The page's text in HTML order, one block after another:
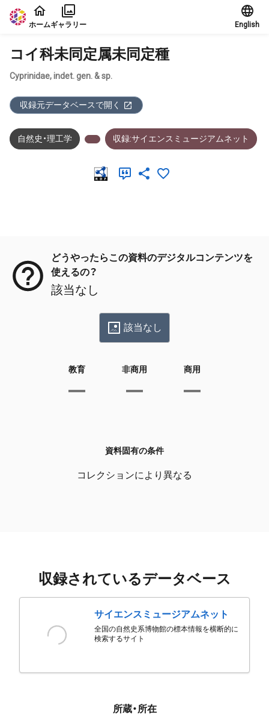
本文に飛ぶ
ホームギャラリー English
コイ科未同定属未同定種
Cyprinidae, indet. gen. & sp.
収録元データベースで開く
自然史・理工学 収録:サイエンスミュージアムネット
どうやったらこの資料のデジタルコンテンツを
使えるの？
該当なし
該当なし
教育 非商用 商用
資料固有の条件
コレクションにより異なる
収録されているデータベース
サイエンスミュージアムネット
全国の自然史系博物館の標本情報を横断的に
検索するサイト
所蔵・所在